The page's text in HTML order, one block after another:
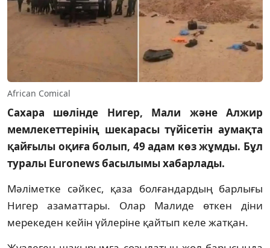
African Comical
Сахара шөлінде Нигер, Мали және Алжир
мемлекеттерінің шекарасы түйісетін аумақта
қайғылы оқиға болып, 49 адам көз жұмды. Бұл
туралы Euronews басылымы хабарлады.
Мәліметке сәйкес, қаза болғандардың барлығы
Нигер азаматтары. Олар Малиде өткен діни
мерекеден кейін үйлеріне қайтып келе жатқан.